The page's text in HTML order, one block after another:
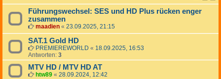
Führungswechsel: SES und HD Plus rücken enger
zusammen
maadien « 23.09.2025, 21:15
SAT.1 Gold HD
PREMIEREWORLD « 18.09.2025, 16:53
Antworten: 3
MTV HD / MTV HD AT
htw89 « 28.09.2024, 12:42